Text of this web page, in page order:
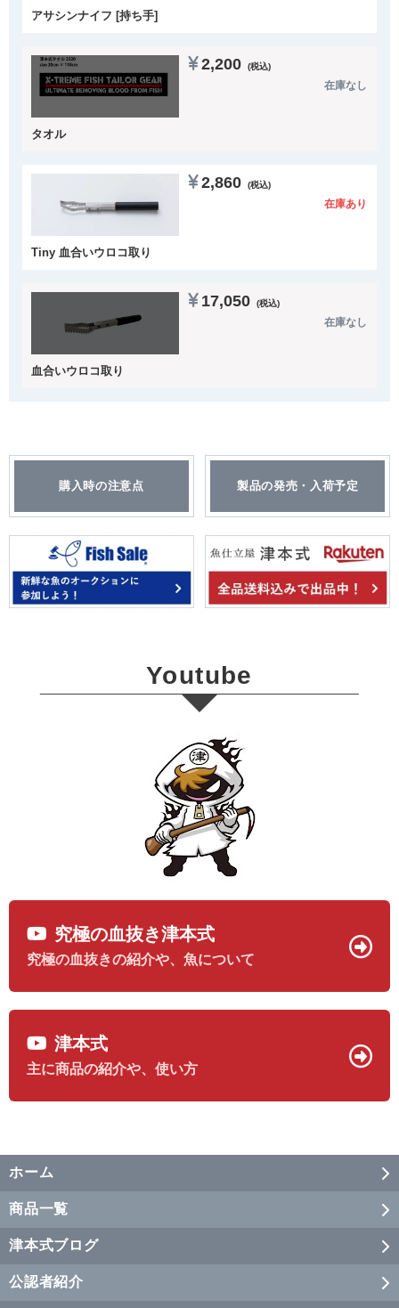
アサシンナイフ [持ち手]
2,200 (税込)
在庫なし
タオル
2,860 (税込)
在庫あり
Tiny 血合いウロコ取り
17,050 (税込)
在庫なし
血合いウロコ取り
購入時の注意点 製品の発売・入荷予定
Youtube
究極の血抜き津本式
究極の血抜きの紹介や、魚について
津本式
主に商品の紹介や、使い方
ホーム
商品一覧
津本式ブログ
公認者紹介